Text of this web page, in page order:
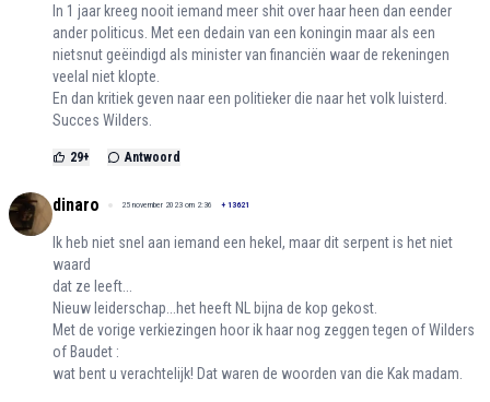
In 1 jaar kreeg nooit iemand meer shit over haar heen dan eender
ander politicus. Met een dedain van een koningin maar als een
nietsnut geëindigd als minister van financiën waar de rekeningen
veelal niet klopte.
En dan kritiek geven naar een politieker die naar het volk luisterd.
Succes Wilders.
29+ Antwoord
dinaro 25 november 2023 om 2:36 + 13621
Ik heb niet snel aan iemand een hekel, maar dit serpent is het niet
waard
dat ze leeft...
Nieuw leiderschap...het heeft NL bijna de kop gekost.
Met de vorige verkiezingen hoor ik haar nog zeggen tegen of Wilders
of Baudet :
wat bent u verachtelijk! Dat waren de woorden van die Kak madam.